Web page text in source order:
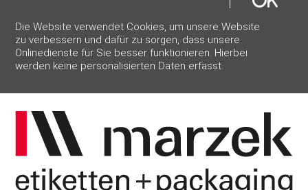
Die Website verwendet Cookies, um unsere Website
zu verbessern und dafür zu sorgen, dass unsere
Onlinedienste für Sie besser funktionieren. Hierbei
werden keine personalisierten Daten erfasst.